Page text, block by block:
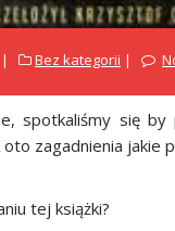
Bez kategorii
spotkaliśmy się
oto zagadnienia jakie
tej książki?